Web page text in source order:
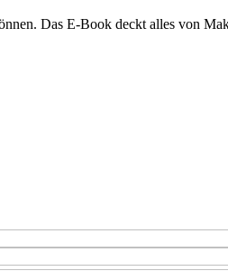
Das E-Book deckt alles von